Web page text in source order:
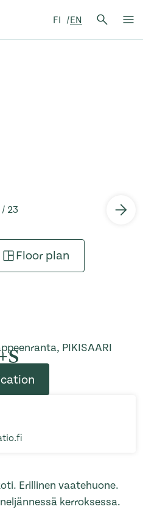
FI EN
Search
/ 23
Floor plan
PIKISAARI
Erillinen vaatehuone.
kerroksessa.